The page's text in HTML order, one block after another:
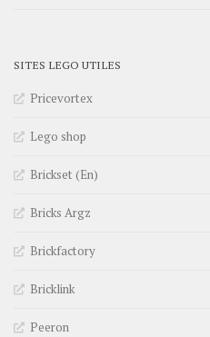
SITES LEGO UTILES
Pricevortex
Lego shop
Brickset (En)
Bricks Argz
Brickfactory
Bricklink
Peeron